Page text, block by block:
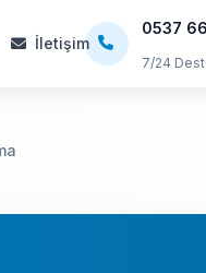
İletişim
0537
7/24